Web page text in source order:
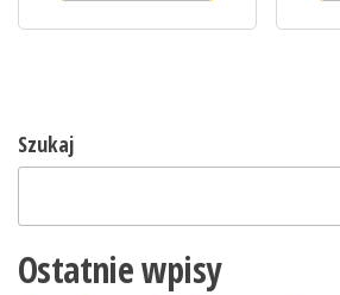
Szukaj
Ostatnie wpisy